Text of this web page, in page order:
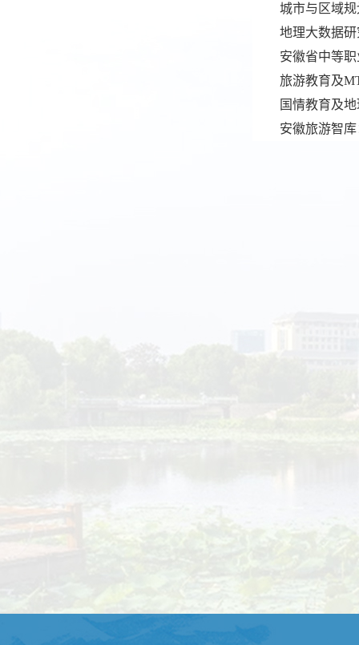
城市与区域
地理大数据
安徽省中等
旅游教育及
国情教育及
安徽旅游智